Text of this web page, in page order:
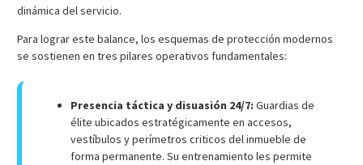
dinámica del servicio.
Para lograr este balance, los esquemas de protección modernos
se sostienen en tres pilares operativos fundamentales:
Presencia táctica y disuasión 24/7: Guardias de
élite ubicados estratégicamente en accesos,
vestíbulos y perímetros criticos del inmueble de
forma permanente. Su entrenamiento les permite